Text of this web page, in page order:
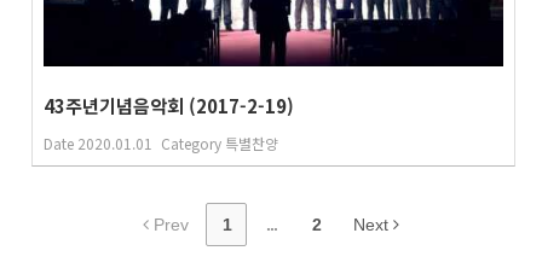
43주년기념음악회 (2017-2-19)
Date 2020.01.01 Category 특별찬양
Prev 1 ... 2 Next